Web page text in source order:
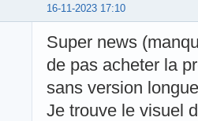
16-11-2023 17:10
Super news
de pas acheter la
sans version
Je trouve le visuel